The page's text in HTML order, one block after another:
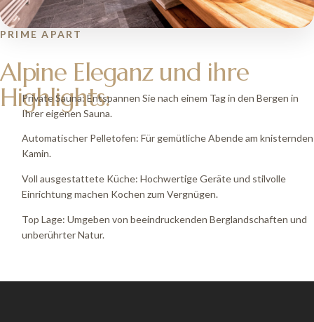
PRIME APART
Alpine Eleganz und ihre
Highlights:
Private Sauna: Entspannen Sie nach einem Tag in den Bergen in
Ihrer eigenen Sauna.
Automatischer Pelletofen: Für gemütliche Abende am knisternden
Kamin.
Voll ausgestattete Küche: Hochwertige Geräte und stilvolle
Einrichtung machen Kochen zum Vergnügen.
Top Lage: Umgeben von beeindruckenden Berglandschaften und
unberührter Natur.